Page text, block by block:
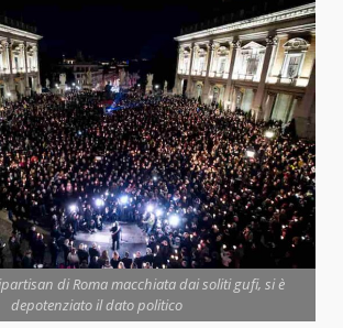
di Roma macchiata dai soliti gufi, si è
depotenziato il dato politico